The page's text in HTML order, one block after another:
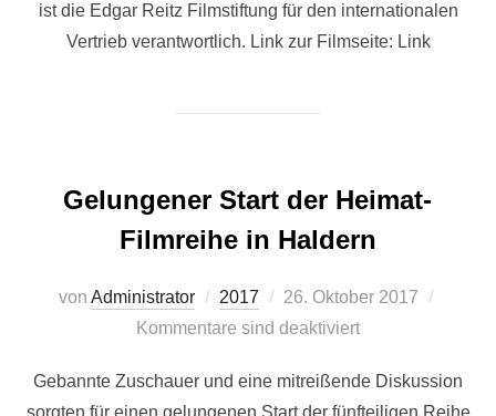
ist die Edgar Reitz Filmstiftung für den internationalen
Vertrieb verantwortlich. Link zur Filmseite: Link
Gelungener Start der Heimat-
Filmreihe in Haldern
von Administrator 2017
Veröffentlicht
am
26. Oktober 2017
Kommentare sind deaktiviert
Gebannte Zuschauer und eine mitreißende Diskussion
sorgten für einen gelungenen Start der fünfteiligen Reihe